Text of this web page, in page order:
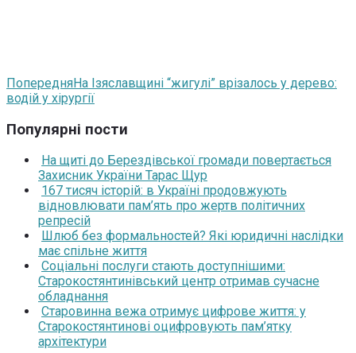
ПопередняНа Ізяславщині “жигулі” врізалось у дерево:
водій у хірургії
Популярні пости
На щиті до Берездівської громади повертається
Захисник України Тарас Щур
167 тисяч історій: в Україні продовжують
відновлювати пам’ять про жертв політичних
репресій
Шлюб без формальностей? Які юридичні наслідки
має спільне життя
Соціальні послуги стають доступнішими:
Старокостянтинівський центр отримав сучасне
обладнання
Старовинна вежа отримує цифрове життя: у
Старокостянтинові оцифровують пам’ятку
архітектури